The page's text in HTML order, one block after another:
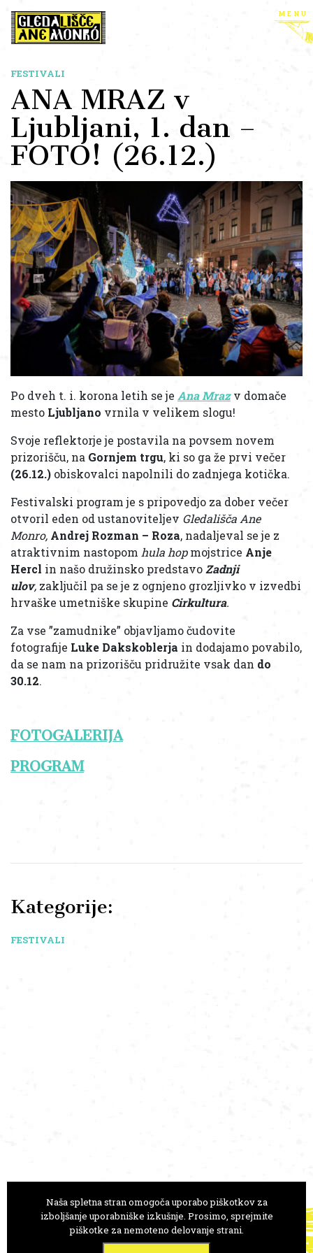
menu
FESTIVALI
ANA MRAZ v
Ljubljani, 1. dan –
FOTO! (26.12.)
Po dveh t. i. korona letih se je Ana Mraz v domače
mesto Ljubljano vrnila v velikem slogu!
Svoje reflektorje je postavila na povsem novem
prizorišču, na Gornjem trgu, ki so ga že prvi večer
(26.12.) obiskovalci napolnili do zadnjega kotička.
Festivalski program je s pripovedjo za dober večer
otvoril eden od ustanoviteljev Gledališča Ane
Monro, Andrej Rozman – Roza, nadaljeval se je z
atraktivnim nastopom hula hopmojstrice Anje
Hercl in našo družinsko predstavoZadnji
ulov, zaključil pa se je z ognjeno grozljivko v izvedbi
hrvaške umetniške skupine Cirkultura.
Za vse ”zamudnike” objavljamo čudovite
fotografije Luke Dakskoblerja in dodajamo povabilo,
da se nam na prizorišču pridružite vsak dan do
30.12.
FOTOGALERIJA
PROGRAM
Kategorije:
FESTIVALI
GLEDALIŠČE ANE MONRO
Trg Prekomorskih brigad 1
Naša spletna stran omogoča uporabo piškotkov za
izboljšanje uporabniške izkušnje. Prosimo, sprejmite
piškotke za nemoteno delovanje strani.